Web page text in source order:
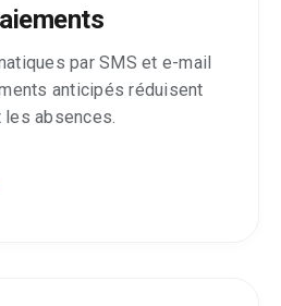
par SMS et e-mail
anticipés réduisent
absences.